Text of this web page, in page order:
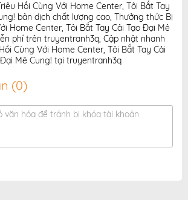
Hồi Cùng Với Home Center, Tôi Bắt Tay
bản dịch chất lượng cao, Thưởng thức Bị
Home Center, Tôi Bắt Tay Cải Tạo Đại Mê
phí trên truyentranh3q, Cập nhật nhanh
Cùng Với Home Center, Tôi Bắt Tay Cải
Mê Cung! tại truyentranh3q
(0)
văn hóa để tránh bị khóa tài khoản